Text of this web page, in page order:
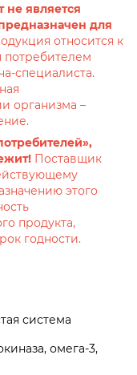
не является
для
относится к
специалиста.
организма –
Поставщик
этого
продукта,
годности.
система
омега-3,